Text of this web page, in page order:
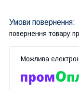
повернення товару